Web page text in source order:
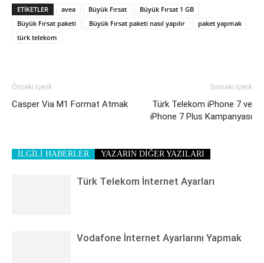
ETIKETLER avea Büyük Fırsat
Büyük Fırsat 1 GB
Büyük Fırsat paketi
Büyük Fırsat paketi nasıl yapılır
paket yapmak
türk telekom
Önceki İçerik
Casper Via M1 Format Atmak
Sonraki İçerik
Türk Telekom iPhone 7 ve
iPhone 7 Plus Kampanyası
İLGİLİ HABERLER YAZARIN DİĞER YAZILARI
Türk Telekom İnternet Ayarları
Vodafone İnternet Ayarlarını Yapmak